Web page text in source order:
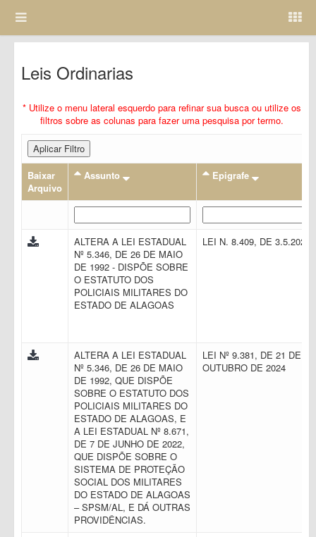
Leis Ordinarias
* Utilize o menu lateral esquerdo para refinar sua busca ou utilize os
filtros sobre as colunas para fazer uma pesquisa por termo.
Aplicar Filtro
Baixar
Arquivo
Assunto Epigrafe
ALTERA A LEI ESTADUAL
Nº 5.346, DE 26 DE MAIO
DE 1992 - DISPÕE SOBRE
O ESTATUTO DOS
POLICIAIS MILITARES DO
ESTADO DE ALAGOAS
LEI N. 8.409, DE 3.5.2021
ALTERA A LEI ESTADUAL
Nº 5.346, DE 26 DE MAIO
DE 1992, QUE DISPÕE
SOBRE O ESTATUTO DOS
POLICIAIS MILITARES DO
ESTADO DE ALAGOAS, E
A LEI ESTADUAL Nº 8.671,
DE 7 DE JUNHO DE 2022,
QUE DISPÕE SOBRE O
SISTEMA DE PROTEÇÃO
SOCIAL DOS MILITARES
DO ESTADO DE ALAGOAS
– SPSM/AL, E DÁ OUTRAS
PROVIDÊNCIAS.
LEI Nº 9.381, DE 21 DE
OUTUBRO DE 2024